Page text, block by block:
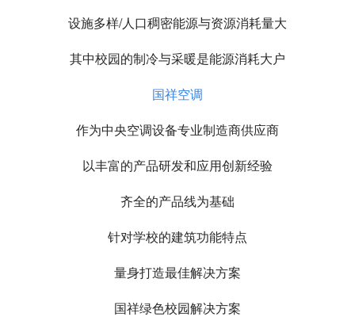
设施多样/人口稠密能源与资源消耗量大
其中校园的制冷与采暖是能源消耗大户
国祥空调
作为中央空调设备专业制造商供应商
以丰富的产品研发和应用创新经验
齐全的产品线为基础
针对学校的建筑功能特点
量身打造最佳解决方案
国祥绿色校园解决方案